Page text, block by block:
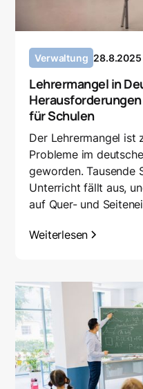
Verwaltung 28.8.2025
Lehrermangel in
für Schulen
Der Lehrermangel ist
Probleme im
geworden. Tausende
Unterricht fällt aus,
auf Quer- und
Weiterlesen